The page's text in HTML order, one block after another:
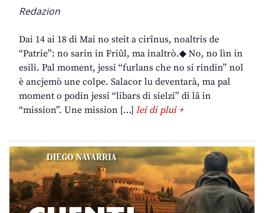
Redazion
Dai 14 ai 18 di Mai no steit a cirînus, noaltris de
“Patrie”: no sarin in Friûl, ma inaltrò.◆ No, no lìn in
esili. Pal moment, jessi “furlans che no si rindin” nol
è ancjemò une colpe. Salacor lu deventarà, ma pal
moment o podin jessi “libars di sielzi” di lâ in
“mission”. Une mission […] lei di plui +